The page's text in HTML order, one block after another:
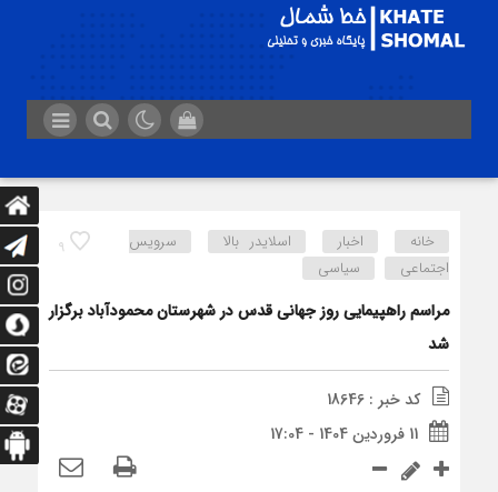
9 خانه اخبار اسلایدر بالا
سرویس
اجتماعی
سیاسی
مراسم راهپیمایی روز جهانی قدس در شهرستان محمودآباد برگزار
شد
کد خبر : 18646
11 فروردین 1404 - 17:04